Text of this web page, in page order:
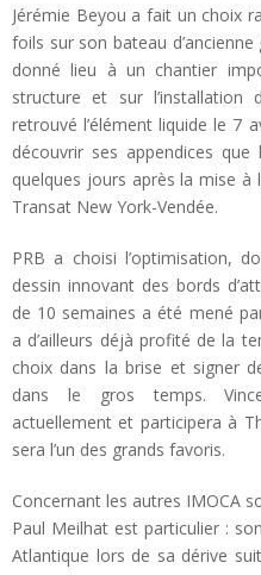
Jérémie Beyou a fait un choix
foils sur son bateau
donné lieu à un chantier
structure et sur
retrouvé l’élément liquide le 7
découvrir ses appendices
quelques jours après la mise à
Transat New York-Vendée.
PRB a choisi l’optimisation,
dessin innovant des bords
de 10 semaines a été mené
a d’ailleurs déjà profité de la
choix dans la brise et signer
dans le gros temps.
actuellement et participera à
sera l’un des grands favoris.
Concernant les autres IMOCA
Paul Meilhat est particulier :
Atlantique lors de sa dérive